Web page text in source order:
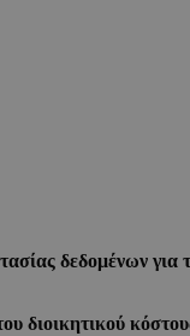
δεδομένων για
διοικητικού